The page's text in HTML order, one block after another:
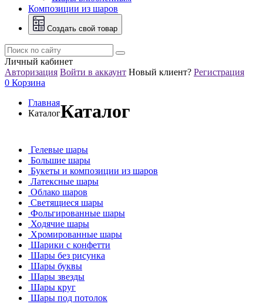
Композиции из шаров
Создать свой товар
Личный кабинет
Авторизация Войти в аккаунт Новый клиент? Регистрация
0 Корзина
Главная
КаталогКаталог
Гелевые шары
Большие шары
Букеты и композиции из шаров
Латексные шары
Облако шаров
Светящиеся шары
Фольгированные шары
Ходячие шары
Хромированные шары
Шарики с конфетти
Шары без рисунка
Шары буквы
Шары звезды
Шары круг
Шары под потолок